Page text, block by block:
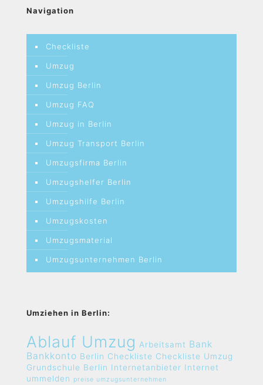
Navigation
Checkliste
Umzug
Umzug Berlin
Umzug FAQ
Umzug in Berlin
Umzug Transport Berlin
Umzugsfirma Berlin
Umzugshelfer Berlin
Umzugshilfe Berlin
Umzugskosten
Umzugsmaterial
Umzugsunternehmen Berlin
Umziehen in Berlin:
Ablauf Umzug Arbeitsamt Bank
Bankkonto Berlin Checkliste Checkliste Umzug
Grundschule Berlin Internetanbieter Internet
ummelden
preise umzugsunternehmen